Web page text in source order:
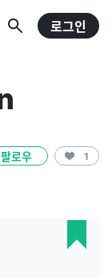
로그인
팔로우 1